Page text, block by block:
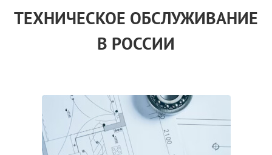
ТЕХНИЧЕСКОЕ ОБСЛУЖИВАНИЕ
В РОССИИ